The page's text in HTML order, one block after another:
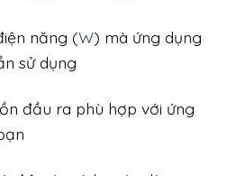
năng (W) mà ứng dụng
sử dụng
đầu ra phù hợp với ứng